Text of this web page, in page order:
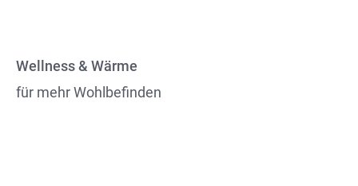
Wellness & Wärme
für mehr Wohlbefinden